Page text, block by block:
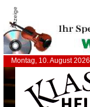
Anzeige
Montag, 10. August 2026